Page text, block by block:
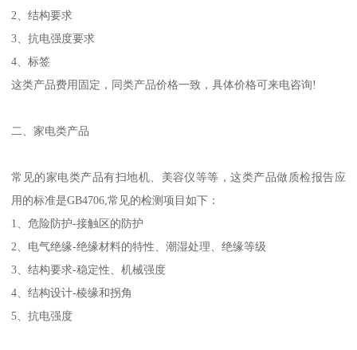
2、结构要求
3、抗电强度要求
4、标签
这类产品费用固定，同类产品价格一致，具体价格可来电咨询!
二、家电类产品
常见的家电类产品有扫地机、美容仪等等，这类产品做质检报告应
用的标准是GB4706,常见的检测项目如下：
1、危险防护-接触区的防护
2、电气绝缘-绝缘材料的特性、潮湿处理、绝缘等级
3、结构要求-稳定性、机械强度
4、结构设计-棱缘和拐角
5、抗电强度